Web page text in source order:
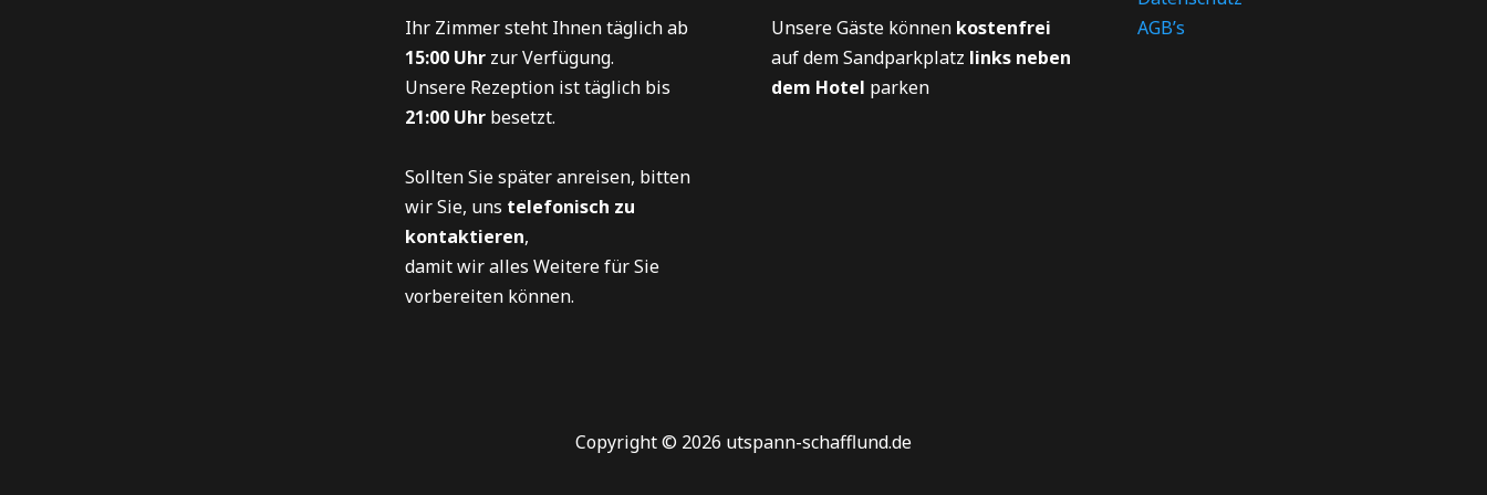
Ihr Zimmer steht Ihnen täglich ab
15:00 Uhr zur Verfügung.
Unsere Rezeption ist täglich bis
21:00 Uhr besetzt.
Sollten Sie später anreisen, bitten
wir Sie, uns telefonisch zu
kontaktieren,
damit wir alles Weitere für Sie
vorbereiten können.
Unsere Gäste können kostenfrei
auf dem Sandparkplatz links neben
dem Hotel parken
AGB’s
Copyright © 2026 utspann-schafflund.de